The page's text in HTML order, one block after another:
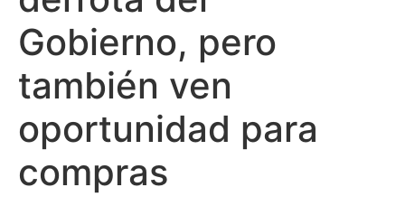
Gobierno, pero
también ven
oportunidad para
compras